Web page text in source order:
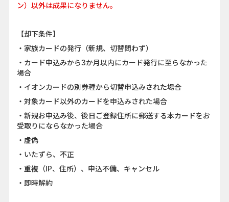
ン）以外は成果になりません。
【却下条件】
・家族カードの発行（新規、切替問わず）
・カード申込みから3か月以内にカード発行に至らなかった
場合
・イオンカードの別券種から切替申込みされた場合
・対象カード以外のカードを申込みされた場合
・新規お申込み後、後日ご登録住所に郵送する本カードをお
受取りにならなかった場合
・虚偽
・いたずら、不正
・重複（IP、住所）、申込不備、キャンセル
・即時解約